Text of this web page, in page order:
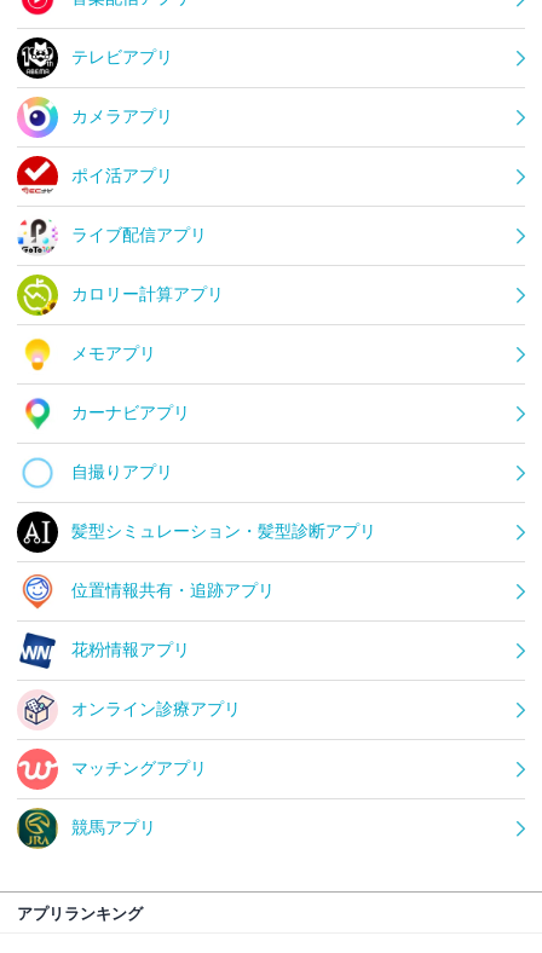
テレビアプリ
カメラアプリ
ポイ活アプリ
ライブ配信アプリ
カロリー計算アプリ
メモアプリ
カーナビアプリ
自撮りアプリ
髪型シミュレーション・髪型診断アプリ
位置情報共有・追跡アプリ
花粉情報アプリ
オンライン診療アプリ
マッチングアプリ
競馬アプリ
アプリランキング